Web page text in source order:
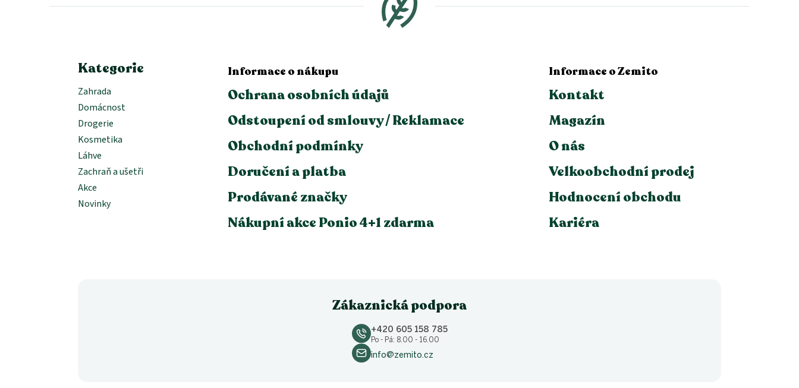
a
Kategorie
Zahrada
Domácnost
Drogerie
Kosmetika
Láhve
Zachraň a ušetři
Akce
Novinky
Informace o nákupu
Ochrana osobních údajů
Odstoupení od smlouvy / Reklamace
Obchodní podmínky
Doručení a platba
Prodávané značky
Nákupní akce Ponio 4+1 zdarma
Informace o Zemito
Kontakt
Magazín
O nás
Velkoobchodní prodej
Hodnocení obchodu
Kariéra
Zákaznická podpora
+420 605 158 785
Po - Pá: 8.00 - 16.00
info@zemito.cz